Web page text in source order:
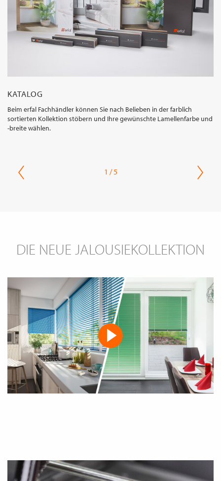
KATALOG
Beim erfal Fachhändler können Sie nach Belieben in der farblich
sortierten Kollektion stöbern und Ihre gewünschte Lamellenfarbe und
-breite wählen.
1 / 5
DIE NEUE JALOUSIEKOLLEKTION